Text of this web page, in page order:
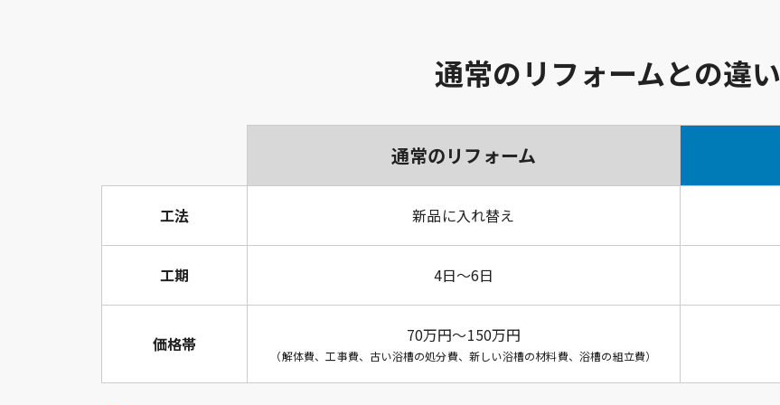
通常のリフォームとの違い
通常のリフォーム
工法 新品に入れ替え
工期 4日～6日
価格帯 70万円～150万円
（解体費、工事費、古い浴槽の処分費、新しい浴槽の材料費、浴槽の組立費）